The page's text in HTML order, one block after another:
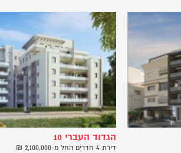
הגדוד העברי 10
דירת 4 חדרים החל מ-2,100,000 ₪